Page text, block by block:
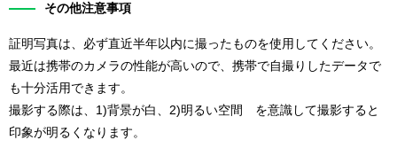
その他注意事項
証明写真は、必ず直近半年以内に撮ったものを使用してください。
最近は携帯のカメラの性能が高いので、携帯で自撮りしたデータで
も十分活用できます。
撮影する際は、1)背景が白、2)明るい空間 を意識して撮影すると
印象が明るくなります。